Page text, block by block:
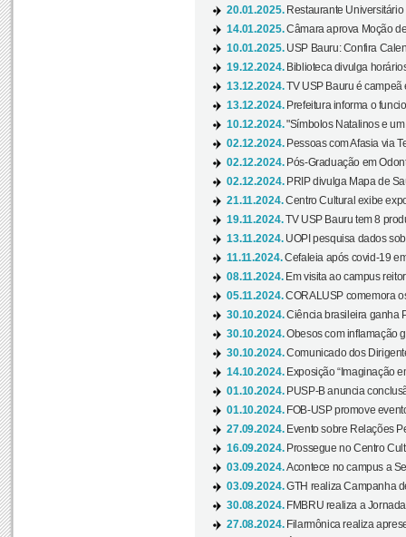
20.01.2025. Restaurante
14.01.2025.Câmara aprova Moção
10.01.2025. USP Bauru: Confira
19.12.2024. Biblioteca divulga
13.12.2024.TV USP Bauru é campeã
13.12.2024. Prefeitura informa o
10.12.2024."Símbolos Natalinos e
02.12.2024. Pessoas com Afasia via
02.12.2024. Pós-Graduação em
02.12.2024. PRIP divulga Mapa de
21.11.2024.Centro Cultural exibe
19.11.2024.TV USP Bauru tem 8
13.11.2024. UOPI pesquisa dados
11.11.2024.Cefaleia após covid-19
08.11.2024. Em visita ao campus
05.11.2024.CORALUSP comemora
30.10.2024.Ciência brasileira ganha
30.10.2024.Obesos com inflamação
30.10.2024.Comunicado dos
14.10.2024. Exposição “Imaginação
01.10.2024. PUSP-B anuncia
01.10.2024. FOB-USP promove
27.09.2024. Evento sobre Relações
16.09.2024. Prossegue no Centro
03.09.2024.Acontece no campus a
03.09.2024.GTH realiza Campanha
30.08.2024. FMBRU realiza a
27.08.2024. Filarmônica realiza